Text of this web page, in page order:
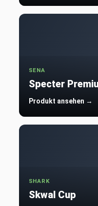
SENA
Specter
Produkt ansehen →
SHARK
Skwal Cup